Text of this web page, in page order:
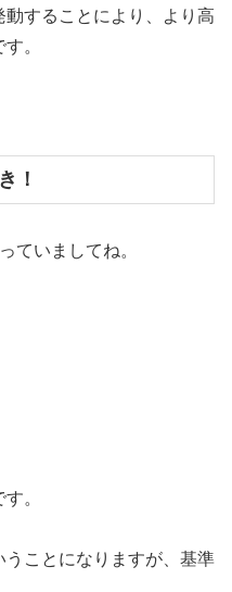
することにより、より高
。
！
ていましてね。
。
ことになりますが、基準